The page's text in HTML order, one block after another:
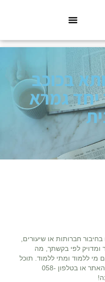
בכוכב
יחד גמרא
חברותות או שיעורים,
ומדויק לפי בקשתך, מה
מי ללמוד ומתי ללמוד. תוכל
לשלוח אלינו פניה דרך האתר או בטלפון 058-